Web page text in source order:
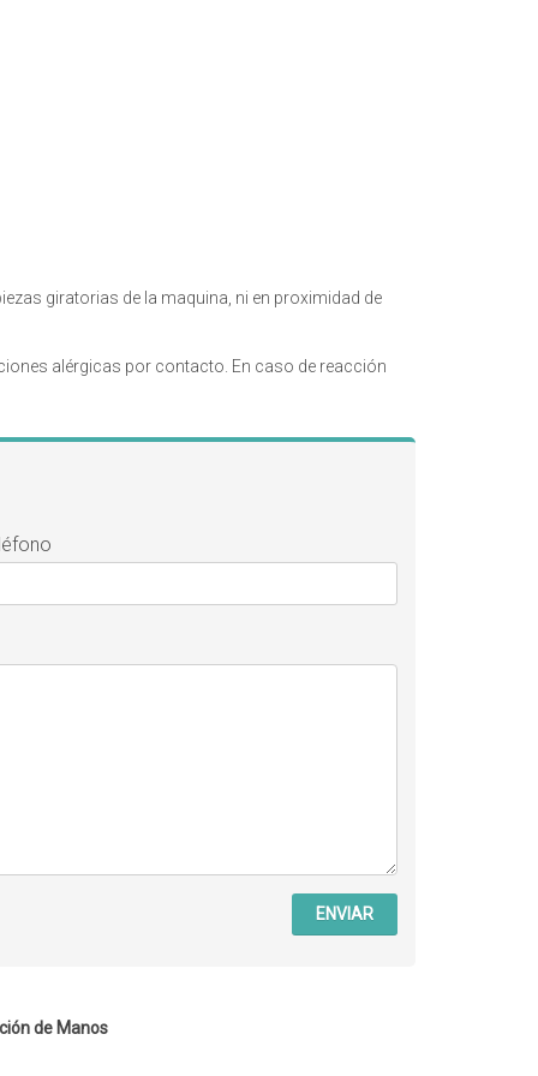
giratorias de la maquina, ni en proximidad de
alérgicas por contacto. En caso de reacción
ENVIAR
de Manos